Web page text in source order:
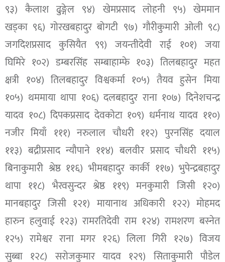
९३) कैलाश ढुङ्गेल ९४) खेमप्रसाद लोहनी ९५) खेममान
खड्का ९६) गोरखबहादुर बोगटी ९७) गौरीकुमारी ओली ९८)
जगदिशप्रसाद कुसियैत ९९) जयन्तीदेवी राई १०१) जया
घिमिरे १०२) डम्बरसिंह सम्बाहाम्फे १०३) तिलबहादुर महत
क्षत्री १०४) तिलबहादुर विश्वकर्मा १०५) तैयव हुसेन मिया
१०५) थममाया थापा १०६) दलबहादुर राना १०७) दिनेशचन्द्र
यादव १०८) दिपकप्रसाद देवकोटा १०९) धर्मनाथ यादव ११०)
नजीर मियाँ १११) नरुलाल चौधरी ११२) पुरनसिंह दयाल
११३) बद्रीप्रसाद न्यौपाने ११४) बलवीर प्रसाद चौधरी ११५)
बिनाकुमारी श्रेष्ठ ११६) भीमबहादुर कार्की ११७) भुपेन्द्रबहादुर
थापा ११८) भैरवसुन्दर श्रेष्ठ ११९) मनकुमारी जिसी १२०)
मानबहादुर जिसी १२१) मायानाथ अधिकारी १२२) मोहमद
हारुन हलुवाई १२३) रामरतिदेवी राम १२४) रामशरण बस्नेत
१२५) रामेश्वर राना मगर १२६) लिला गिरी १२७) विजय
सुब्बा १२८) सरोजकुमार यादव १२९) सिताकुमारी पौडेल